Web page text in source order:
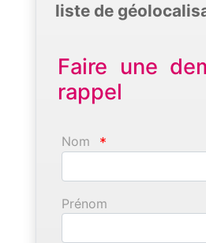
liste de
Faire une
rappel
Nom *
Prénom